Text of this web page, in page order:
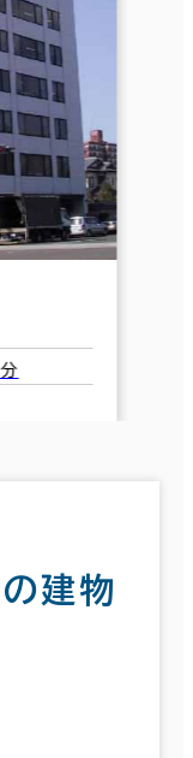
の建物